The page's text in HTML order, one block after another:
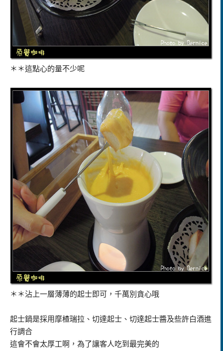
＊＊這點心的量不少呢
＊＊沾上一層薄薄的起士即可，千萬別貪心哦
起士鍋是採用摩楂瑞拉、切達起士、切達起士醬及些許白酒進
行調合
這會不會太厚工啊，為了讓客人吃到最完美的